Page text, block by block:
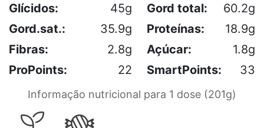
Glícidos: 45g Gord total:
60.2g
Gord.sat.:
35.9g Proteínas:
18.9g
Fibras:
2.8g Açúcar:
1.8g
ProPoints:
22 SmartPoints: 33
Informação nutricional para 1 dose (201g)